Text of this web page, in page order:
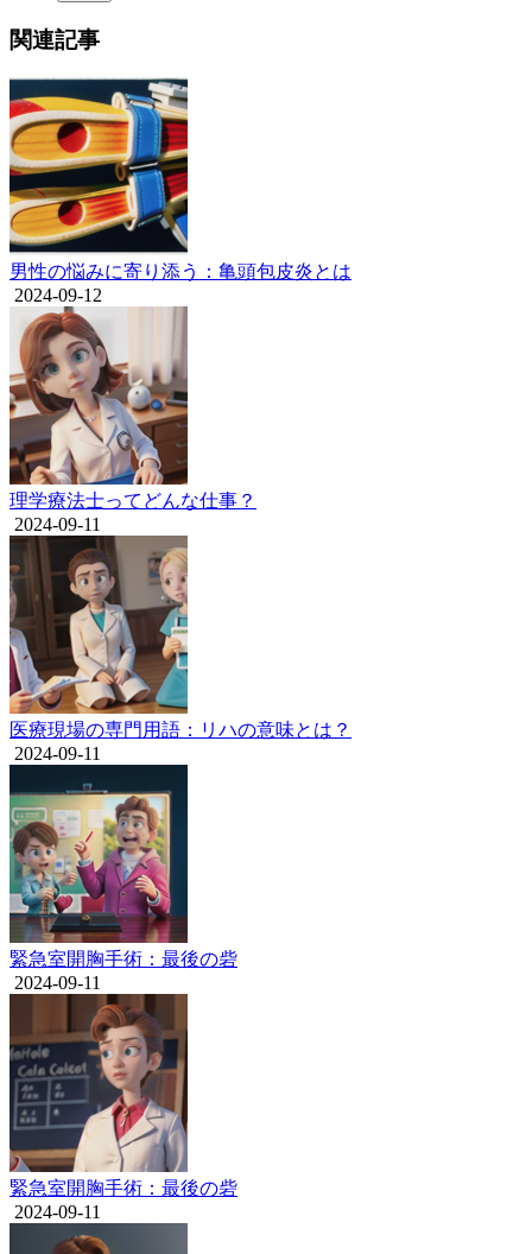
関連記事
男性の悩みに寄り添う：亀頭包皮炎とは
2024-09-12
理学療法士ってどんな仕事？
2024-09-11
医療現場の専門用語：リハの意味とは？
2024-09-11
緊急室開胸手術：最後の砦
2024-09-11
緊急室開胸手術：最後の砦
2024-09-11